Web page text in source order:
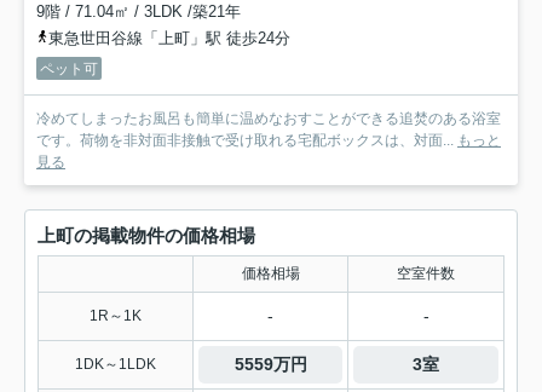
9階 / 71.04㎡ / 3LDK /築21年
東急世田谷線「上町」駅 徒歩24分
ペット可
冷めてしまったお風呂も簡単に温めなおすことができる追焚のある浴室
です。荷物を非対面非接触で受け取れる宅配ボックスは、対面... もっと
見る
上町の掲載物件の価格相場
価格相場 空室件数
1R～1K - -
1DK～1LDK 5559万円 3室